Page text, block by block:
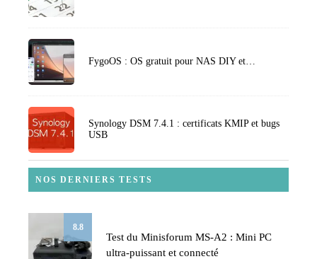
FygoOS : OS gratuit pour NAS DIY et…
Synology DSM 7.4.1 : certificats KMIP et bugs
USB
NOS DERNIERS TESTS
8.8
Test du Minisforum MS-A2 : Mini PC
ultra-puissant et connecté